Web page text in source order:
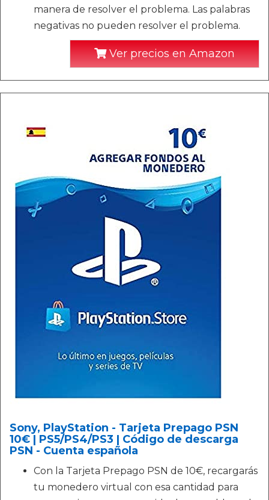
manera de resolver el problema. Las palabras
negativas no pueden resolver el problema.
Ver precios en Amazon
Sony, PlayStation - Tarjeta Prepago PSN
10€ | PS5/PS4/PS3 | Código de descarga
PSN - Cuenta española
Con la Tarjeta Prepago PSN de 10€, recargarás
tu monedero virtual con esa cantidad para